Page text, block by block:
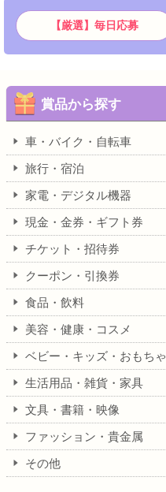
【厳選】毎日応募
賞品から探す
車・バイク・自転車
旅行・宿泊
家電・デジタル機器
現金・金券・ギフト券
チケット・招待券
クーポン・引換券
食品・飲料
美容・健康・コスメ
ベビー・キッズ・おもちゃ
生活用品・雑貨・家具
文具・書籍・映像
ファッション・貴金属
その他